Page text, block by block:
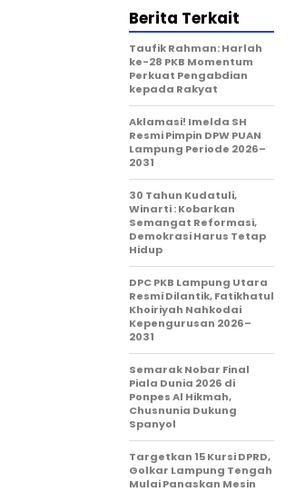
Berita Terkait
Taufik Rahman: Harlah
ke-28 PKB Momentum
Perkuat Pengabdian
kepada Rakyat
Aklamasi! Imelda SH
Resmi Pimpin DPW PUAN
Lampung Periode 2026–
2031
30 Tahun Kudatuli,
Winarti : Kobarkan
Semangat Reformasi,
Demokrasi Harus Tetap
Hidup
DPC PKB Lampung Utara
Resmi Dilantik, Fatikhatul
Khoiriyah Nahkodai
Kepengurusan 2026–
2031
Semarak Nobar Final
Piala Dunia 2026 di
Ponpes Al Hikmah,
Chusnunia Dukung
Spanyol
Targetkan 15 Kursi DPRD,
Golkar Lampung Tengah
Mulai Panaskan Mesin